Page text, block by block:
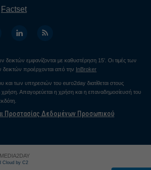
Factset
δεικτών εμφανίζονται με καθυστέρηση 15’. Οι τιμές των
προέρχονται από την InBroker
και των υπηρεσιών του euro2day διατίθεται στους
Απαγορεύεται η χρήση και η επαναδημοσίευσή του
Προστασίας Δεδομένων Προσωπικού
Cloud by C2